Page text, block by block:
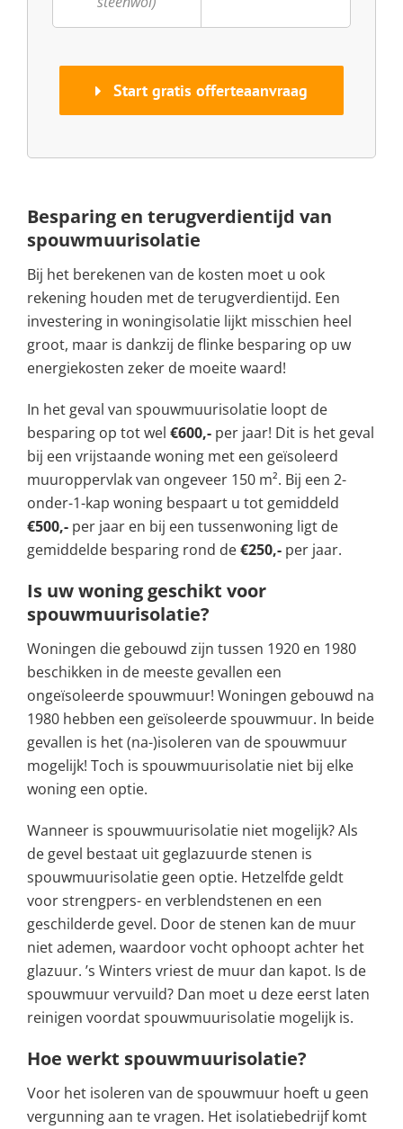
Start gratis offerteaanvraag
Besparing en terugverdientijd van
spouwmuurisolatie
Bij het berekenen van de kosten moet u ook
rekening houden met de terugverdientijd. Een
investering in woningisolatie lijkt misschien heel
groot, maar is dankzij de flinke besparing op uw
energiekosten zeker de moeite waard!
In het geval van spouwmuurisolatie loopt de
besparing op tot wel €600,- per jaar! Dit is het geval
bij een vrijstaande woning met een geïsoleerd
muuroppervlak van ongeveer 150 m². Bij een 2-
onder-1-kap woning bespaart u tot gemiddeld
€500,- per jaar en bij een tussenwoning ligt de
gemiddelde besparing rond de€250,- per jaar.
Is uw woning geschikt voor
spouwmuurisolatie?
Woningen die gebouwd zijn tussen 1920 en 1980
beschikken in de meeste gevallen een
ongeïsoleerde spouwmuur! Woningen gebouwd na
1980 hebben een geïsoleerde spouwmuur. In beide
gevallen is het (na-)isoleren van de spouwmuur
mogelijk! Toch is spouwmuurisolatie niet bij elke
woning een optie.
Wanneer is spouwmuurisolatie niet mogelijk? Als
de gevel bestaat uit geglazuurde stenen is
spouwmuurisolatie geen optie. Hetzelfde geldt
voor strengpers- en verblendstenen en een
geschilderde gevel. Door de stenen kan de muur
niet ademen, waardoor vocht ophoopt achter het
glazuur. ’s Winters vriest de muur dan kapot. Is de
spouwmuur vervuild? Dan moet u deze eerst laten
reinigen voordat spouwmuurisolatie mogelijk is.
Hoe werkt spouwmuurisolatie?
Voor het isoleren van de spouwmuur hoeft u geen
vergunning aan te vragen. Het isolatiebedrijf komt